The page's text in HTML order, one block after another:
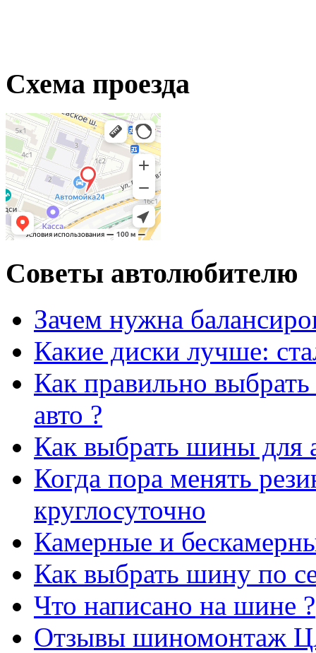
Схема проезда
Советы автолюбителю
Зачем нужна
Какие диски лучше:
Как правильно
авто ?
Как выбрать шины для
Когда пора менять
круглосуточно
Камерные и
Как выбрать шину по
Что написано на шине ?
Отзывы шиномонтаж